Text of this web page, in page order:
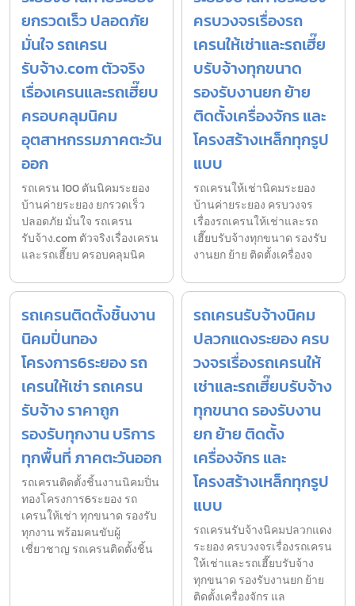
ยกรวดเร็ว ปลอดภัย
มั่นใจ รถเครน
รับจ้าง.com ตัวจริง
เรื่องเครนและรถเฮี๊ยบ
ครอบคลุมนิคม
อุตสาหกรรมภาคตะวัน
ออก
รถเครน 100 ตันนิคมระยอง
บ้านค่ายระยอง ยกรวดเร็ว
ปลอดภัย มั่นใจ รถเครน
รับจ้าง.com ตัวจริงเรื่องเครน
และรถเฮี๊ยบ ครอบคลุมนิค
ครบวงจรเรื่องรถ
เครนให้เช่าและรถเฮี๊ย
บรับจ้างทุกขนาด
รองรับงานยก ย้าย
ติดตั้งเครื่องจักร และ
โครงสร้างเหล็กทุกรูป
แบบ
รถเครนให้เช่านิคมระยอง
บ้านค่ายระยอง ครบวงจร
เรื่องรถเครนให้เช่าและรถ
เฮี๊ยบรับจ้างทุกขนาด รองรับ
งานยก ย้าย ติดตั้งเครื่องจ
รถเครนติดตั้งชิ้นงาน
นิคมปิ่นทอง
โครงการ6ระยอง รถ
เครนให้เช่า รถเครน
รับจ้าง ราคาถูก
รองรับทุกงาน บริการ
ทุกพื้นที่ ภาคตะวันออก
รถเครนติดตั้งชิ้นงานนิคมปิ่น
ทองโครงการ6ระยอง รถ
เครนให้เช่า ทุกขนาด รองรับ
ทุกงาน พร้อมคนขับผู้
เชี่ยวชาญ รถเครนติดตั้งชิ้น
รถเครนรับจ้างนิคม
ปลวกแดงระยอง ครบ
วงจรเรื่องรถเครนให้
เช่าและรถเฮี๊ยบรับจ้าง
ทุกขนาด รองรับงาน
ยก ย้าย ติดตั้ง
เครื่องจักร และ
โครงสร้างเหล็กทุกรูป
แบบ
รถเครนรับจ้างนิคมปลวกแดง
ระยอง ครบวงจรเรื่องรถเครน
ให้เช่าและรถเฮี๊ยบรับจ้าง
ทุกขนาด รองรับงานยก ย้าย
ติดตั้งเครื่องจักร แล